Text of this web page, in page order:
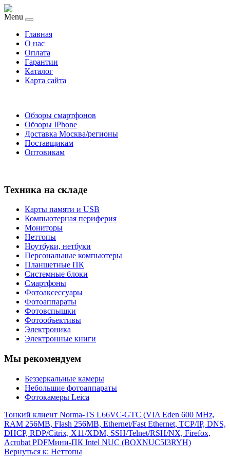
Menu
Главная
O нас
Оплата
Гарантии
Каталог
Карта сайта
Обзоры смартфонов
Обзоры IPhone
Доставка Москва/регионы
Поставщикам
Оптовикам
Техника на складе
Карты памяти и USB
Компьютерная периферия
Мониторы
Неттопы
Ноутбуки, нетбуки
Персональные компьютеры
Планшетные ПК
Системные блоки
Смартфоны
Фотоаксессуары
Фотоаппараты
Фотовспышки
Фотообъективы
Электроника
Электронные книги
Мы рекомендуем
Беззеркальные камеры
Небольшие фотоаппараты
Фотокамеры Leica
Тонкий клиент Norma-TS L66VC-GTC (VIA Eden 600 MHz,
RAM 256MB, Flash 256MB, Ethernet/Fast Ethernet, TCP/IP, DNS,
DHCP, RDP/Citrix, X11/XDM, SSH/Telnet/RSH/NX, Firefox,
Acrobat PDFМини-ПК Intel NUC (BOXNUC5I3RYH)
Вернуться к: Неттопы